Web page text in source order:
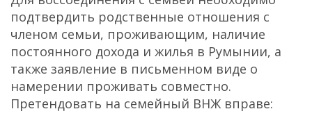
подтвердить родственные отношения с
членом семьи, проживающим, наличие
постоянного дохода и жилья в Румынии, а
также заявление в письменном виде о
намерении проживать совместно.
Претендовать на семейный ВНЖ вправе: